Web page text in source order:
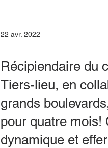
22 avr. 2022
Récipiendaire du
Tiers-lieu, en
grands
pour quatre mois!
dynamique et